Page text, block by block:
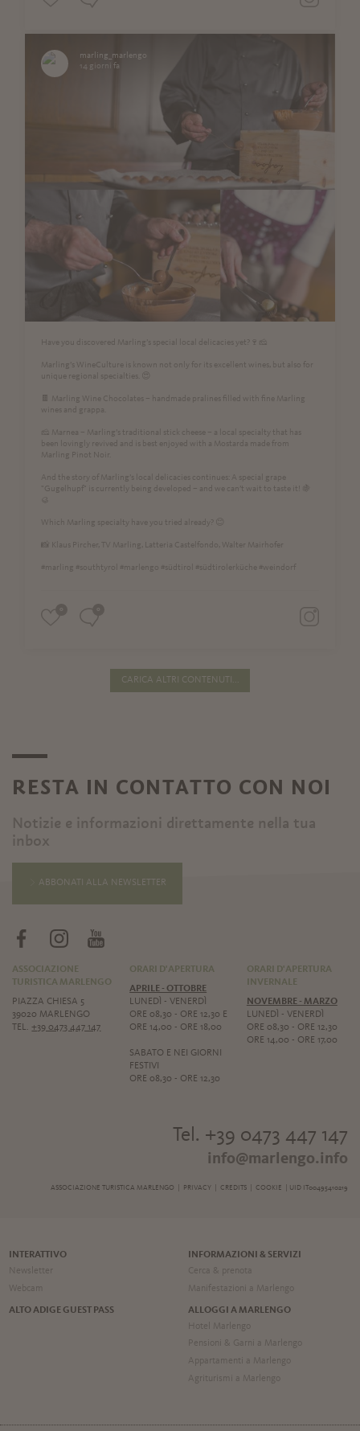
marling_marlengo
14 giorni fa
Have you discovered Marling’s special local delicacies yet?🍷🧀
Marling’s WineCulture is known not only for its excellent wines, but also for
unique regional specialties. 😍
🍫 Marling Wine Chocolates – handmade pralines filled with fine Marling
wines and grappa.
🧀 Marnea – Marling’s traditional stick cheese – a local specialty that has
been lovingly revived and is best enjoyed with a Mostarda made from
Marling Pinot Noir.
And the story of Marling’s local delicacies continues: A special grape
"Gugelhupf" is currently being developed – and we can’t wait to taste it! 🍇
Which Marling specialty have you tried already? 😊
📸 Klaus Pircher, TV Marling, Latteria Castelfondo, Walter Mairhofer
#marling #southtyrol #marlengo #südtirol #südtirolerküche #weindorf
CARICA ALTRI CONTENUTI...
RESTA IN CONTATTO CON NOI
Notizie e informazioni direttamente nella tua
inbox
ABBONATI ALLA NEWSLETTER
ASSOCIAZIONE
TURISTICA MARLENGO
PIAZZA CHIESA 5
39020 MARLENGO
TEL.+39 0473 447 147
ORARI D'APERTURA
APRILE - OTTOBRE
LUNEDÌ - VENERDÌ
ORE 08,30 - ORE 12,30 E
ORE 14,00 - ORE 18,00
SABATO E NEI GIORNI
FESTIVI
ORE 08,30 - ORE 12,30
ORARI D'APERTURA
INVERNALE
NOVEMBRE - MARZO
LUNEDÌ - VENERDÌ
ORE 08,30 - ORE 12,30
ORE 14,00 - ORE 17,00
Tel. +39 0473 447 147
info@marlengo.info
ASSOCIAZIONE TURISTICA MARLENGO | PRIVACY| CREDITS| COOKIE | UID IT00495410219
INTERATTIVO
Newsletter
Webcam
INFORMAZIONI & SERVIZI
Cerca & prenota
Manifestazioni a Marlengo
ALTO ADIGE GUEST PASS
ALLOGGI A MARLENGO
Hotel Marlengo
Pensioni & Garni a Marlengo
Appartamenti a Marlengo
Agriturismi a Marlengo